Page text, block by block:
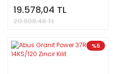
Granit Alarmlı Kilit
19.578,04 TL
20.608,46 TL
%5